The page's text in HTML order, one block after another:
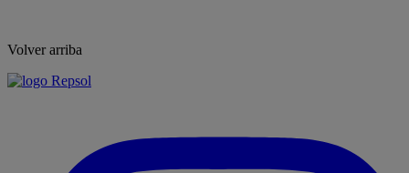
Volver arriba